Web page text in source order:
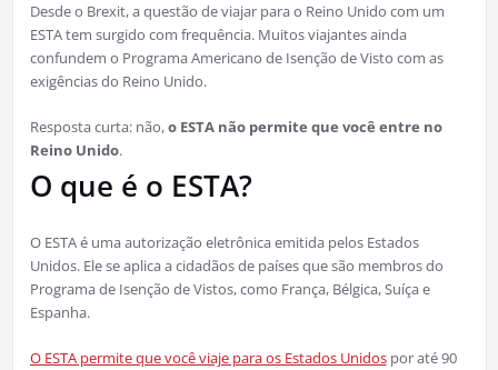
Desde o Brexit, a questão de viajar para o Reino Unido com um
ESTA tem surgido com frequência. Muitos viajantes ainda
confundem o Programa Americano de Isenção de Visto com as
exigências do Reino Unido.
Resposta curta: não,o ESTA não permite que você entre no
Reino Unido.
O que é o ESTA?
O ESTA é uma autorização eletrônica emitida pelos Estados
Unidos. Ele se aplica a cidadãos de países que são membros do
Programa de Isenção de Vistos, como França, Bélgica, Suíça e
Espanha.
O ESTA permite que você viaje para os Estados Unidospor até 90